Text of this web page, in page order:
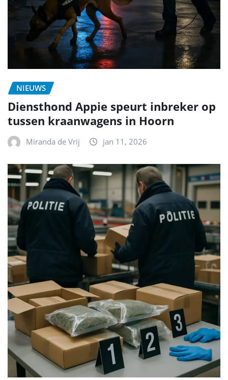
NIEUWS
Diensthond Appie speurt inbreker op
tussen kraanwagens in Hoorn
Miranda de Vrij jan 11, 2026